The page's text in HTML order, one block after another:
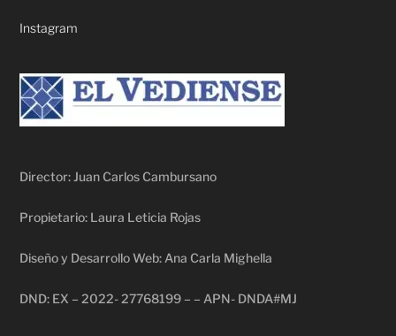
Instagram
Director: Juan Carlos Cambursano
Propietario: Laura Leticia Rojas
Diseño y Desarrollo Web: Ana Carla Mighella
DND: EX – 2022- 27768199 – – APN- DNDA#MJ